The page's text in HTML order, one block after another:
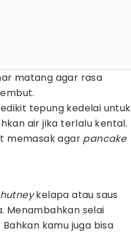
matang agar rasa
tepung kedelai untuk
air jika terlalu kental.
memasak agar pancake
kelapa atau saus
Menambahkan selai
kamu juga bisa